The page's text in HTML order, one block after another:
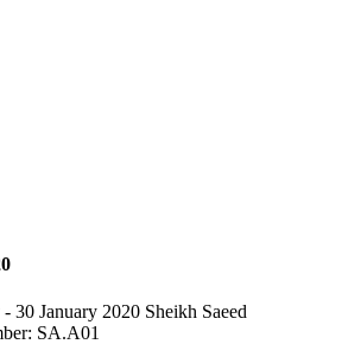
30 January 2020 Sheikh Saeed
SA.A01